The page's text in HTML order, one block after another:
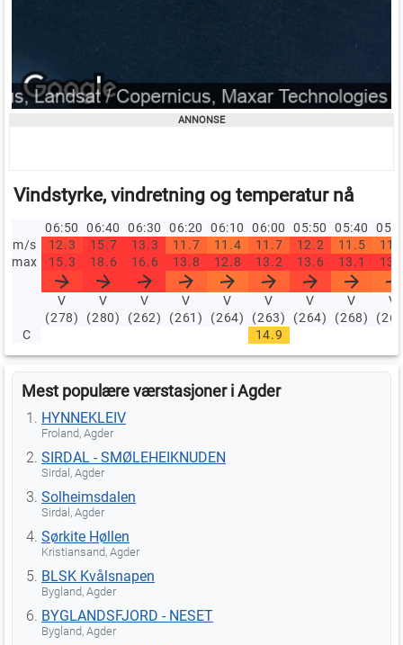
Vindstyrke, vindretning og temperatur nå
06:50 06:40 06:30 06:20 06:10 06:00 05:50 05:40
m/s
12.3 15.7 13.3 11.7 11.4 11.7 12.2 11.5
max
15.3 18.6 16.6 13.8 12.8 13.2 13.6 13.1
V
(278)
V
(280)
V
(262)
V
(261)
V
(264)
V
(263)
V
(264)
V
(268)
V
C
14.9
Mest populære værstasjoner i Agder
HYNNEKLEIV
Froland, Agder
SIRDAL - SMØLEHEIKNUDEN
Sirdal, Agder
Solheimsdalen
Sirdal, Agder
Sørkite Høllen
Kristiansand, Agder
BLSK Kvålsnapen
Bygland, Agder
BYGLANDSFJORD - NESET
Bygland, Agder